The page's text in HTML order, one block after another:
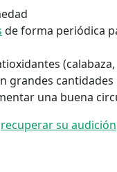
de forma periódica
grandes cantidades
una buena
recuperar su audición